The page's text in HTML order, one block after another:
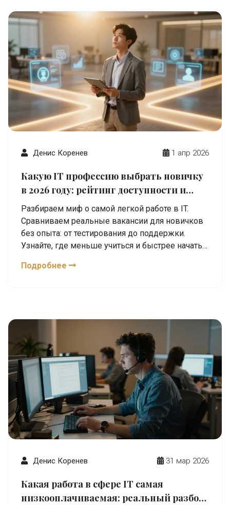
Денис Коренев 1 апр 2026
Какую IT профессию выбрать новичку
в 2026 году: рейтинг доступности и
сложности
Разбираем миф о самой легкой работе в IT.
Сравниваем реальные вакансии для новичков
без опыта: от тестирования до поддержки.
Узнайте, где меньше учиться и быстрее начать
Подробнее
Денис Коренев 31 мар 2026
Какая работа в сфере IT самая
низкооплачиваемая: реальный разбор